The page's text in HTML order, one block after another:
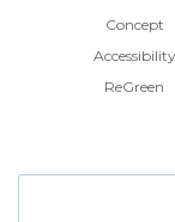
Concept
Accessibility
ReGreen